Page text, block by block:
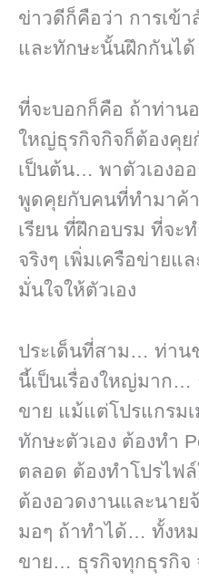
ข่าวดีก็คือว่า การเข้
และทักษะนั้นฝึกกันได้
ที่จะบอกก็คือ ถ้าท่าน
ใหญ่ธุรกิจกิจก็ต้องคุ
เป็นต้น… พาตัวเองอ
พูดคุยกับคนที่ทำมาค้
เรียน ที่ฝึกอบรม ที่จะ
จริงๆ เพิ่มเครือข่าย
มั่นใจให้ตัวเอง
ประเด็นที่สาม… ท่าน
นี้เป็นเรื่องใหญ่มาก
ขาย แม้แต่โปรแกรม
ทักษะตัวเอง ต้องทำ
ตลอด ต้องทำโปรไฟล์
ต้องอวดงานและนาย
มอๆ ถ้าทำได้… ทั้งห
ขาย… ธุรกิจทุกธุรกิจ